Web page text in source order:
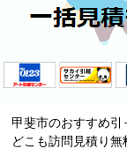
甲斐市のおすすめ引
どこも訪問見積り無